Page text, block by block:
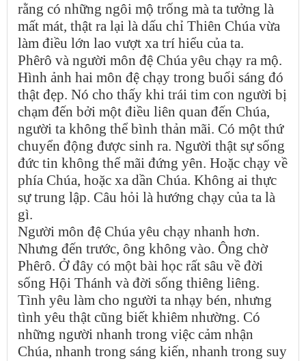
rằng có những ngôi mộ trống mà ta tưởng là
mất mát, thật ra lại là dấu chỉ Thiên Chúa vừa
làm điều lớn lao vượt xa trí hiểu của ta.
Phêrô và người môn đệ Chúa yêu chạy ra mộ.
Hình ảnh hai môn đệ chạy trong buổi sáng đó
thật đẹp. Nó cho thấy khi trái tim con người bị
chạm đến bởi một điều liên quan đến Chúa,
người ta không thể bình thản mãi. Có một thứ
chuyển động được sinh ra. Người thật sự sống
đức tin không thể mãi đứng yên. Hoặc chạy về
phía Chúa, hoặc xa dần Chúa. Không ai thực
sự trung lập. Câu hỏi là hướng chạy của ta là
gì.
Người môn đệ Chúa yêu chạy nhanh hơn.
Nhưng đến trước, ông không vào. Ông chờ
Phêrô. Ở đây có một bài học rất sâu về đời
sống Hội Thánh và đời sống thiêng liêng.
Tình yêu làm cho người ta nhạy bén, nhưng
tình yêu thật cũng biết khiêm nhường. Có
những người nhanh trong việc cảm nhận
Chúa, nhanh trong sáng kiến, nhanh trong suy